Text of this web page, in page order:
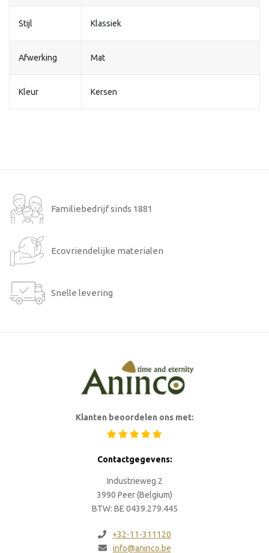
Stijl Klassiek
Afwerking Mat
Kleur Kersen
Familiebedrijf sinds 1881
Ecovriendelijke materialen
Snelle levering
Klanten beoordelen ons met:
Contactgegevens:
Industrieweg 2
3990 Peer (Belgium)
BTW: BE 0439.279.445
+32-11-311120
info@aninco.be